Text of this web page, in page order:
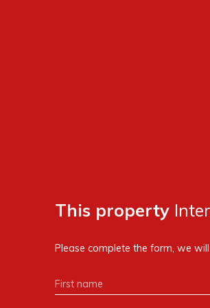
This property
Please complete the form, we
First name